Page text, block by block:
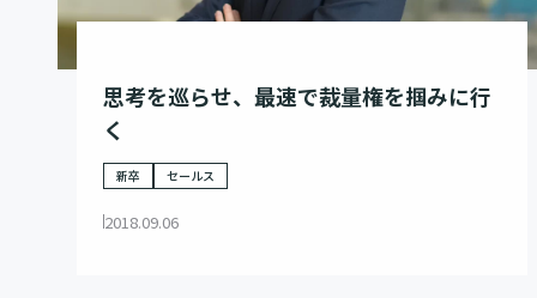
思考を巡らせ、最速で裁量権を掴みに行
く
新卒 セールス
2018.09.06